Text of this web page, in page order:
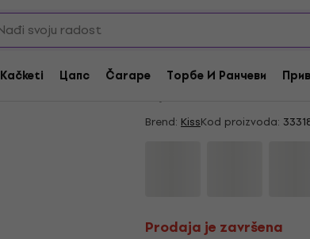
Kačketi Цапс Čarape Торбе И Ранчеви
Prodaja je završena
Kiss Colour
Brend: KissKod proizvoda:
Prodaja je završena